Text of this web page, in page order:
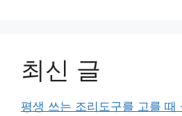
최신 글
평생 쓰는 조리도구를 고를 때